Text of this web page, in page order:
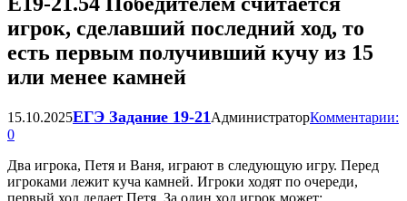
игрок, сделавший последний ход, то
есть первым получивший кучу из 15
или менее камней
15.10.2025ЕГЭ Задание 19-21 АдминистраторКомментарии:
0
Два игрока, Петя и Ваня, играют в следующую игру. Перед
игроками лежит куча камней. Игроки ходят по очереди,
первый ход делает Петя. За один ход игрок может: